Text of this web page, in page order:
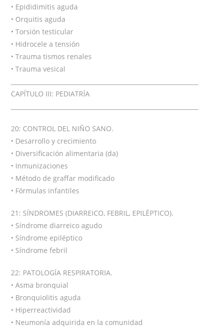
• Epididimitis aguda
• Orquitis aguda
• Torsión testicular
• Hidrocele a tensión
• Trauma tismos renales
• Trauma vesical
CAPÍTULO III: PEDIATRÍA
20: CONTROL DEL NIÑO SANO.
• Desarrollo y crecimiento
• Diversificación alimentaria (da)
• Inmunizaciones
• Método de graffar modificado
• Fórmulas infantiles
21: SÍNDROMES (DIARREICO, FEBRIL, EPILÉPTICO).
• Síndrome diarreico agudo
• Síndrome epiléptico
• Síndrome febril
22: PATOLOGÍA RESPIRATORIA.
• Asma bronquial
• Bronquiolitis aguda
• Hiperreactividad
• Neumonía adquirida en la comunidad